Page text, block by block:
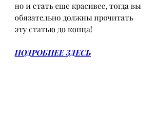
но и стать еще красивее, тогда вы
обязательно должны прочитать
эту статью до конца!
ПОДРОБНЕЕ ЗДЕСЬ